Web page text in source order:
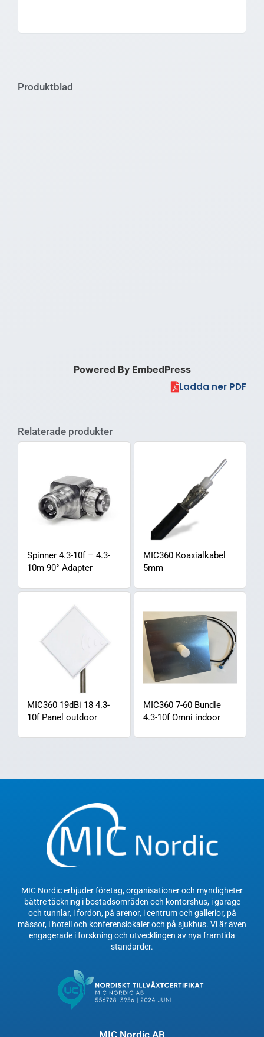
Produktblad
Powered By EmbedPress
Ladda ner PDF
Relaterade produkter
Spinner 4.3-10f – 4.3-
10m 90° Adapter
MIC360 Koaxialkabel
5mm
MIC360 19dBi 18 4.3-
10f Panel outdoor
MIC360 7-60 Bundle
4.3-10f Omni indoor
MIC Nordic erbjuder företag, organisationer och myndigheter
bättre täckning i bostadsområden och kontorshus, i garage
och tunnlar, i fordon, på arenor, i centrum och gallerior, på
mässor, i hotell och konferenslokaler och på sjukhus. Vi är även
engagerade i forskning och utvecklingen av nya framtida
standarder.
MIC Nordic AB